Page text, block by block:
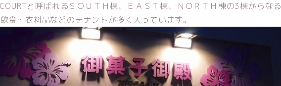
と呼ばれるＳＯＵＴＨ棟、ＥＡＳＴ棟、ＮＯＲＴＨ棟の3棟からなる
食・衣料品などのテナントが多く入っています。